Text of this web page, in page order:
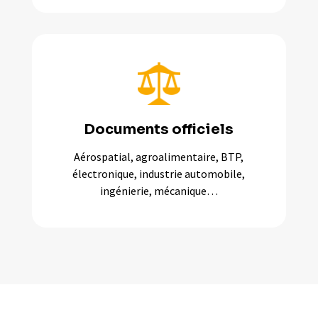
Documents officiels
Aérospatial, agroalimentaire, BTP,
électronique, industrie automobile,
ingénierie, mécanique…